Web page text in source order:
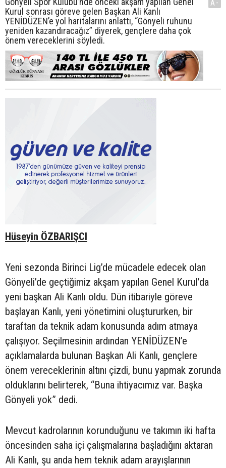
Kurul sonrası göreve gelen Başkan Ali Kanlı
YENİDÜZEN’e yol haritalarını anlattı, “Gönyeli ruhunu
yeniden kazandıracağız” diyerek, gençlere daha çok
önem vereceklerini söyledi.
A-
Hüseyin ÖZBARIŞCI
Yeni sezonda Birinci Lig’de mücadele edecek olan
Gönyeli’de geçtiğimiz akşam yapılan Genel Kurul’da
yeni başkan Ali Kanlı oldu. Dün itibariyle göreve
başlayan Kanlı, yeni yönetimini oluştururken, bir
taraftan da teknik adam konusunda adım atmaya
çalışıyor. Seçilmesinin ardından YENİDÜZEN’e
açıklamalarda bulunan Başkan Ali Kanlı, gençlere
önem vereceklerinin altını çizdi, bunu yapmak zorunda
olduklarını belirterek, “Buna ihtiyacımız var. Başka
Gönyeli yok” dedi.
Mevcut kadrolarının korunduğunu ve takımın iki hafta
öncesinden saha içi çalışmalarına başladığını aktaran
Ali Kanlı, şu anda hem teknik adam arayışlarının